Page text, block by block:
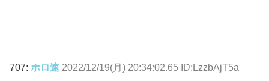
707: ホロ速 2022/12/19(月) 20:34:02.65 ID:LzzbAjT5a